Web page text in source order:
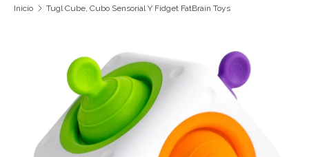
Inicio Tugl Cube, Cubo Sensorial Y Fidget FatBrain Toys
Ir directamente a la información del producto